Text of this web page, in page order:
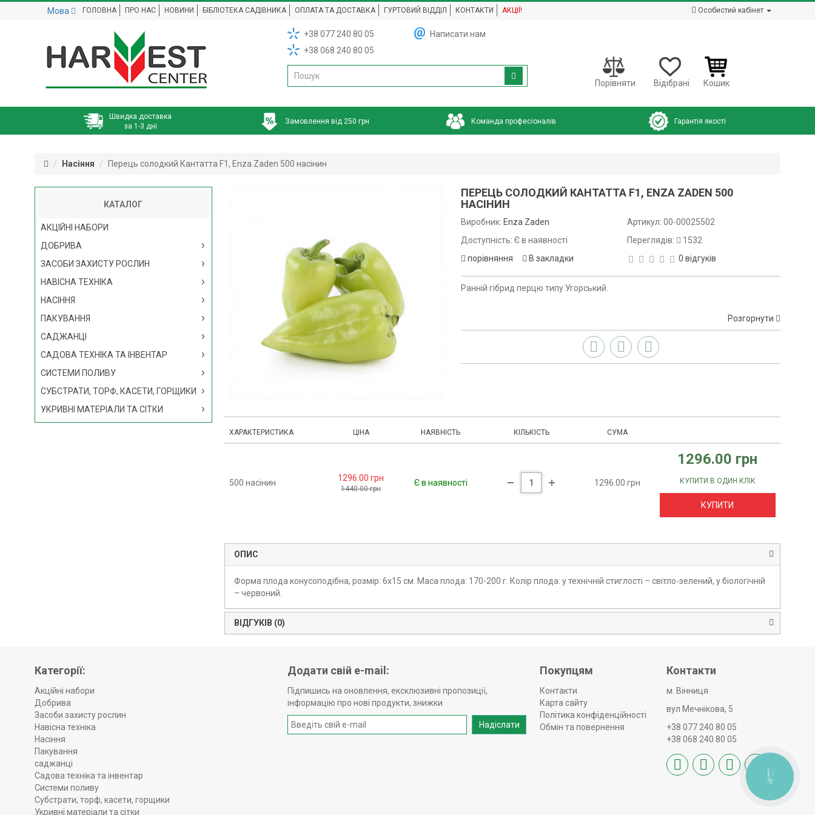
Мова ГОЛОВНА ПРО НАС НОВИНИ БІБЛІОТЕКА САДІВНИКА ОПЛАТА ТА ДОСТАВКА ГУРТОВИЙ ВІДДІЛ КОНТАКТИ АКЦІЇ! Особистий кабінет
+38 077 240 80 05
+38 068 240 80 05
Написати нам
Порівняти Відібрані Кошик
Швидка доставка
за 1-3 дні
Замовлення від 250 грн Команда професіоналів Гарантія якості
Насіння Перець солодкий Кантатта F1, Enza Zaden 500 насінин
КАТАЛОГ
АКЦІЙНІ НАБОРИ
ДОБРИВА
ЗАСОБИ ЗАХИСТУ РОСЛИН
НАВІСНА ТЕХНІКА
НАСІННЯ
ПАКУВАННЯ
САДЖАНЦІ
САДОВА ТЕХНІКА ТА ІНВЕНТАР
СИСТЕМИ ПОЛИВУ
СУБСТРАТИ, ТОРФ, КАСЕТИ, ГОРЩИКИ
УКРИВНІ МАТЕРІАЛИ ТА СІТКИ
ПЕРЕЦЬ СОЛОДКИЙ КАНТАТТА F1, ENZA ZADEN 500
НАСІНИН
Виробник: Enza Zaden
Доступність: Є в наявності
порівняння
В закладки
Артикул: 00-00025502
Переглядів:
1532
0 відгуків
Ранній гібрид перцю типу Угорський.
Розгорнути
ХАРАКТЕРИСТИКА ЦІНА НАЯВНІСТЬ КІЛЬКІСТЬ СУМА
500 насінин 1296.00 грн
1440.00 грн
Є в наявності 1296.00 грн
1296.00 грн
КУПИТИ В ОДИН КЛІК
КУПИТИ
ОПИС
Форма плода конусоподібна, розмір: 6х15 см. Маса плода: 170-200 г. Колір плода: у технічній стиглості – світло-зелений, у біологічній
– червоний.
ВІДГУКІВ (0)
Категорії:
Акційні набори
Добрива
Засоби захисту рослин
Навісна техніка
Насіння
Пакування
саджанці
Садова техніка та інвентар
Системи поливу
Субстрати, торф, касети, горщики
Укривні матеріали та сітки
Додати свій e-mail:
Підпишись на оновлення, ексклюзивні пропозиції,
інформацію про нові продукти, знижки
Надіслати
Покупцям
Контакти
Карта сайту
Політика конфіденційності
Обмін та повернення
Контакти
м. Вінниця
вул Мечнікова, 5
+38 077 240 80 05
+38 068 240 80 05
КНОПКА
ЗВ'ЯЗКУ